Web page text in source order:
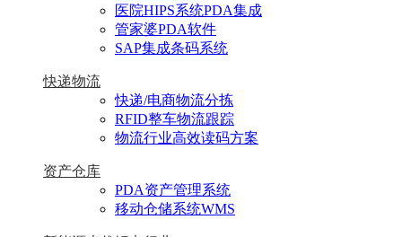
医院HIPS系统PDA集成
管家婆PDA软件
SAP集成条码系统
快递物流
快递/电商物流分拣
RFID整车物流跟踪
物流行业高效读码方案
资产仓库
PDA资产管理系统
移动仓储系统WMS